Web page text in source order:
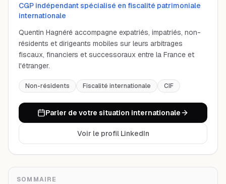
CGP indépendant spécialisé en fiscalité patrimoniale
internationale
Quentin Hagnéré accompagne expatriés, impatriés, non-
résidents et dirigeants mobiles sur leurs arbitrages
fiscaux, financiers et successoraux entre la France et
l'étranger.
Non-résidents Fiscalité internationale CIF
Parler de votre situation internationale
Voir le profil LinkedIn
SOMMAIRE